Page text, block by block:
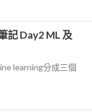
記 Day2 ML 及
learning分成三個